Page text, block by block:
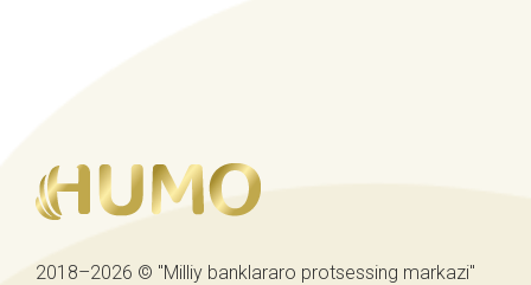
2018–2026 © "Milliy banklararo protsessing markazi"